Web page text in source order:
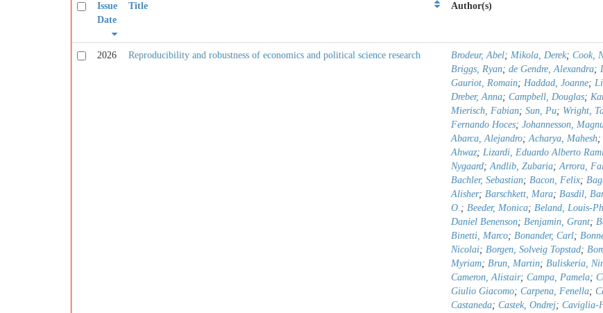
Issue
Date
Title Author(s)
2026 Reproducibility and robustness of economics and political science research Brodeur, Abel; Mikola, Derek; Cook,
Briggs, Ryan; de Gendre, Alexandra;
Gauriot, Romain; Haddad, Joanne;
Dreber, Anna; Campbell, Douglas;
Mierisch, Fabian; Sun, Pu; Wright,
Fernando Hoces; Johannesson,
Abarca, Alejandro;Acharya, Mahesh;
Ahwaz; Lizardi, Eduardo Alberto
Nygaard;Andlib, Zubaria;Arrora,
Bachler, Sebastian; Bacon, Felix;
Alisher; Barschkett, Mara; Basdil,
O. ; Beeder, Monica; Beland, Louis-
Daniel Benenson; Benjamin, Grant;
Binetti, Marco; Bonander, Carl;
Nicolai; Borgen, Solveig Topstad;
Myriam; Brun, Martin; Buliskeria,
Cameron, Alistair; Campa, Pamela;
Giulio Giacomo; Carpena, Fenella;
Castaneda; Castek, Ondrej; Caviglia-